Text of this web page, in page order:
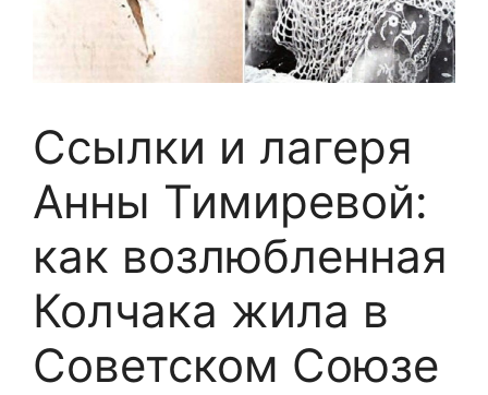
Ссылки и лагеря
Анны Тимиревой:
как возлюбленная
Колчака жила в
Советском Союзе